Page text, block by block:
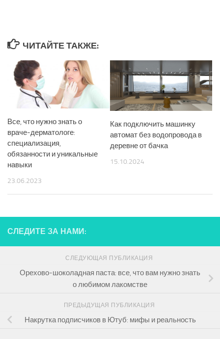
ЧИТАЙТЕ ТАКЖЕ:
Все, что нужно знать о
враче-дерматологе:
специализация,
обязанности и уникальные
навыки
23.06.2023
Как подключить машинку
автомат без водопровода в
деревне от бачка
15.10.2024
СЛЕДИТЕ ЗА НАМИ:
СЛЕДУЮЩАЯ ПУБЛИКАЦИЯ
Орехово-шоколадная паста: все, что вам нужно знать
о любимом лакомстве
ПРЕДЫДУЩАЯ ПУБЛИКАЦИЯ
Накрутка подписчиков в Ютуб: мифы и реальность